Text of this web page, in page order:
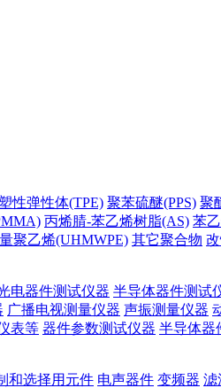
性弹性体(TPE) 聚苯硫醚(PPS) 聚
丙烯腈-苯乙烯树脂(AS) 苯
聚乙烯(UHMWPE) 其它聚合物
电器件测试仪器 半导体器件测试
广播电视测量仪器 声振测量仪器
表等 器件参数测试仪器 半导体器
和选择用元件 电声器件 变频器 滤